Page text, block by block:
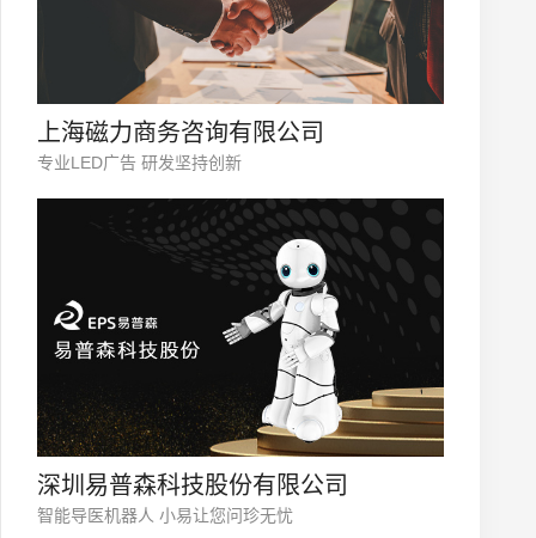
上海磁力商务咨询有限公司
专业LED广告 研发坚持创新
深圳易普森科技股份有限公司
智能导医机器人 小易让您问珍无忧微信号